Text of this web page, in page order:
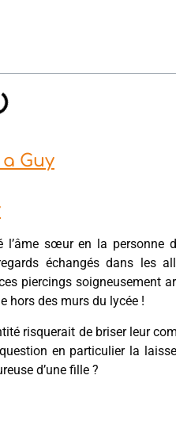
Guy
sœur en la personne
échangés dans les
piercings soigneusement
hors des murs du lycée !
risquerait de briser leur
en particulier la
d’une fille ?